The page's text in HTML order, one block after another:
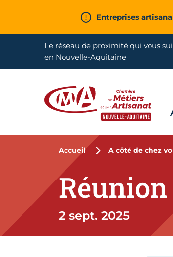
Entreprises
Le réseau de proximité qui vous
en Nouvelle-Aquitaine
Accueil A côté de chez
2 sept. 2025